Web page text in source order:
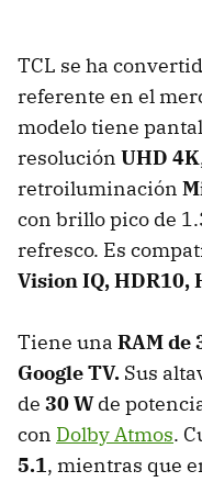
TCL se ha
referente en el
modelo tiene
resolución UHD 4K
retroiluminación
con brillo pico de
refresco. Es
Vision IQ, HDR10,
Tiene una RAM de
Google TV. Sus
de 30 Wde
con Dolby Atmos.
5.1, mientras que